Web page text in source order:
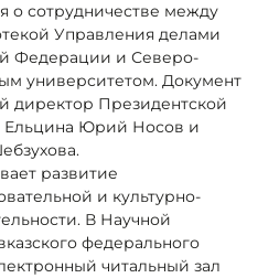
о сотрудничестве между
Управления делами
Федерации и Северо-
университетом. Документ
директор Президентской
Ельцина Юрий Носов и
развитие
и культурно-
В Научной
федерального
читальный зал